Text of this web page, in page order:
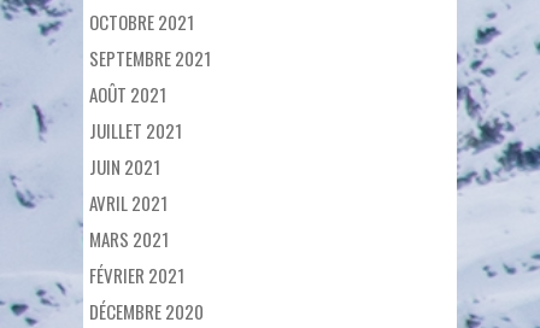
OCTOBRE 2021
SEPTEMBRE 2021
AOÛT 2021
JUILLET 2021
JUIN 2021
AVRIL 2021
MARS 2021
FÉVRIER 2021
DÉCEMBRE 2020